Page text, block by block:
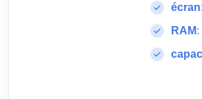
écran:
RAM: